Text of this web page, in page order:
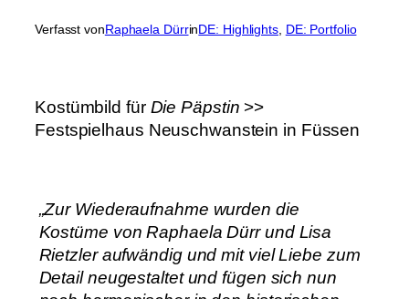
Verfasst vonRaphaela DürrinDE: Highlights, DE: Portfolio
Kostümbild für Die Päpstin >>
Festspielhaus Neuschwanstein in Füssen
„Zur Wiederaufnahme wurden die
Kostüme von Raphaela Dürr und Lisa
Rietzleraufwändig und mit viel Liebe zum
Detail neugestaltet und fügen sich nun